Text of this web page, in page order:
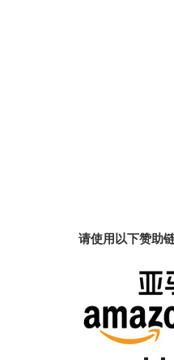
请使用以下赞助